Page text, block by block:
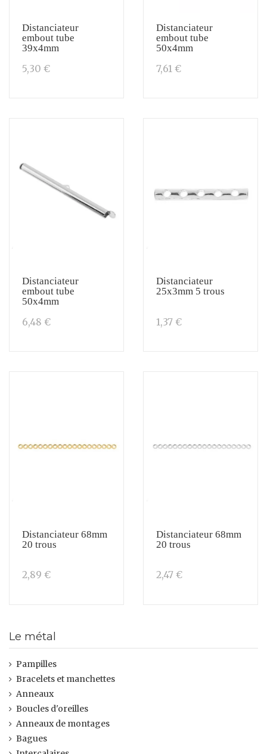
Distanciateur
embout tube
39x4mm
5,30 €
Distanciateur
embout tube
50x4mm
7,61 €
Distanciateur
embout tube
50x4mm
6,48 €
Distanciateur
25x3mm 5 trous
1,37 €
Distanciateur 68mm
20 trous
2,89 €
Distanciateur 68mm
20 trous
2,47 €
Le métal
Pampilles
Bracelets et manchettes
Anneaux
Boucles d'oreilles
Anneaux de montages
Bagues